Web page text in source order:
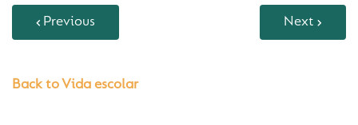
Previous Next
Back to Vida escolar